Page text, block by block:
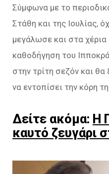
Σύμφωνα με το
Στάθη και της Ιουλίας,
μεγάλωσε και στα
καθοδήγηση του
στην τρίτη σεζόν και θα
να εντοπίσει την κόρη
Δείτε ακόμα: Η
καυτό ζευγάρι